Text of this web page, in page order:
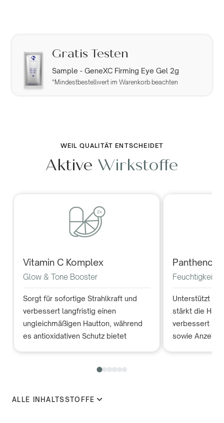
Gratis Testen
Sample - GeneXC Firming Eye Gel 2g
*Mindestbestellwert im Warenkorb beachten
WEIL QUALITÄT ENTSCHEIDET
Aktive Wirkstoffe
Vitamin C Komplex
Glow & Tone Booster
Sorgt für sofortige Strahlkraft und
verbessert langfristig einen
ungleichmäßigen Hautton, während
es antioxidativen Schutz bietet
Panthenol
Unterstützt
stärkt die
verbessert
sowie
ALLE INHALTSSTOFFE